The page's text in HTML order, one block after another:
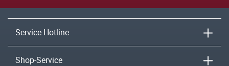
Service-Hotline
Shop-Service